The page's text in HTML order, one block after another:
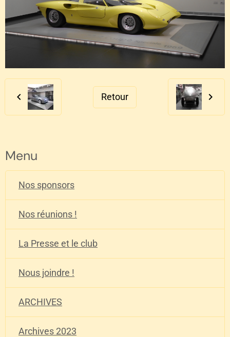
Retour
Menu
Nos sponsors
Nos réunions !
La Presse et le club
Nous joindre !
ARCHIVES
Archives 2023